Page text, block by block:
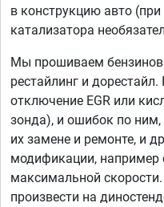
в конструкцию авто
катализатора
Мы прошиваем
рестайлинг и
отключение EGR или
зонда), и ошибок по ним,
их замене и ремонте, и
модификации, например
максимальной
произвести на